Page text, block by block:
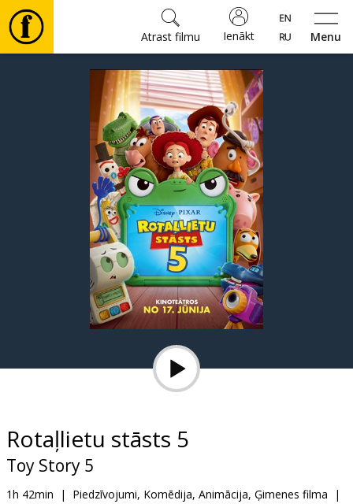
Menu
Ienākt
Atrast filmu
Pasākumi
B2B
Rotaļlietu stāsts 5
Toy Story 5
1h 42min | Piedzīvojumi, Komēdija, Animācija, Ģimenes filma
|